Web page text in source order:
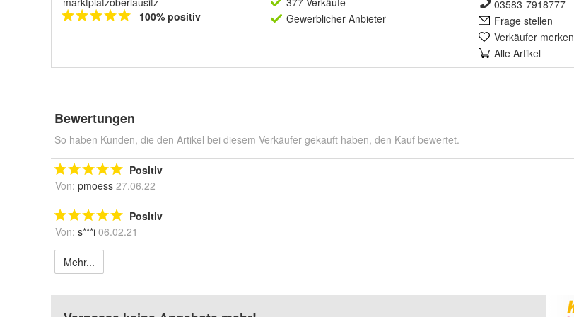
100% positiv
Gewerblicher Anbieter
03583-7918777
Frage stellen
Verkäufer merken
Alle Artikel
Bewertungen
So haben Kunden, die den Artikel bei diesem Verkäufer gekauft haben, den Kauf bewertet.
Positiv
Von: pmoess 27.06.22
Positiv
Von: s***i 06.02.21
Mehr...